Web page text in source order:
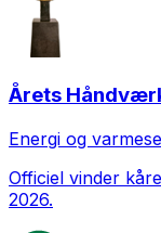
Årets
Energi og
Officiel vinder
2026.